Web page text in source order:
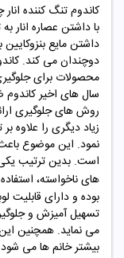
کاندوم تنگ کننده
با داشتن عصاره انار
داشتن مایع
دوچندان می کند.
محصولات برای
سال های اخیر
روش های جلوگیری
زیاد دیگری را علاوه
نمود. این موضوع
است. بدین ترتیب
های ناخواسته،
بوده و دارای قابلیت
تسهیل آمیزش و
می نماید. همچنین
بیشتر خانم ها می